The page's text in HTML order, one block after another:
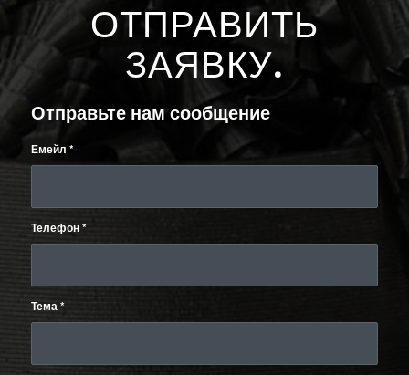
ОТПРАВИТЬ
ЗАЯВКУ.
Отправьте нам сообщение
Емейл *
Телефон*
Тема*